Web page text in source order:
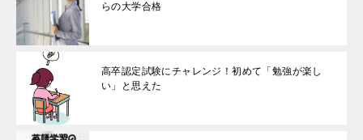
らの大学合格
高卒認定試験にチャレンジ！初めて「勉強が楽し
い」と思えた